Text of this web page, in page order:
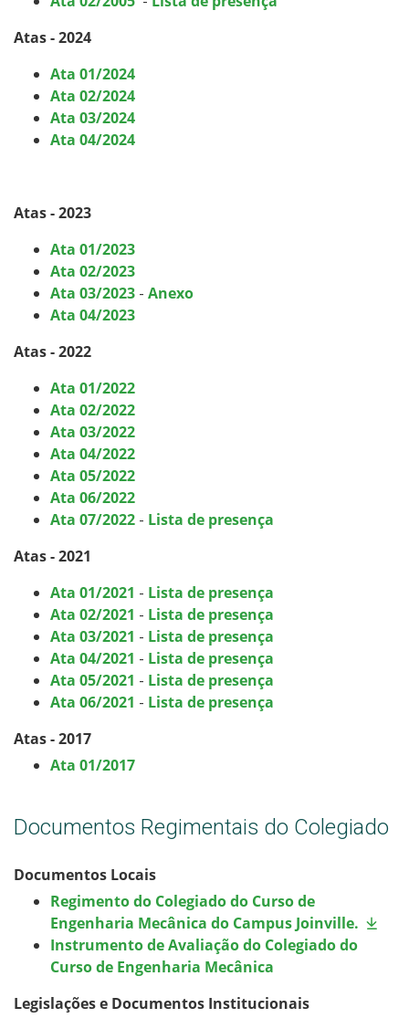
Atas - 2024
Ata 01/2024
Ata 02/2024
Ata 03/2024
Ata 04/2024
Atas - 2023
Ata 01/2023
Ata 02/2023
Ata 03/2023 - Anexo
Ata 04/2023
Atas - 2022
Ata 01/2022
Ata 02/2022
Ata 03/2022
Ata 04/2022
Ata 05/2022
Ata 06/2022
Ata 07/2022 - Lista de presença
Atas - 2021
Ata 01/2021 - Lista de presença
Ata 02/2021 - Lista de presença
Ata 03/2021 - Lista de presença
Ata 04/2021 - Lista de presença
Ata 05/2021 - Lista de presença
Ata 06/2021 - Lista de presença
Atas - 2017
Ata 01/2017
Documentos Regimentais do Colegiado
Documentos Locais
Regimento do Colegiado do Curso de
Engenharia Mecânica do Campus Joinville.
Instrumento de Avaliação do Colegiado do
Curso de Engenharia Mecânica
Legislações e Documentos Institucionais